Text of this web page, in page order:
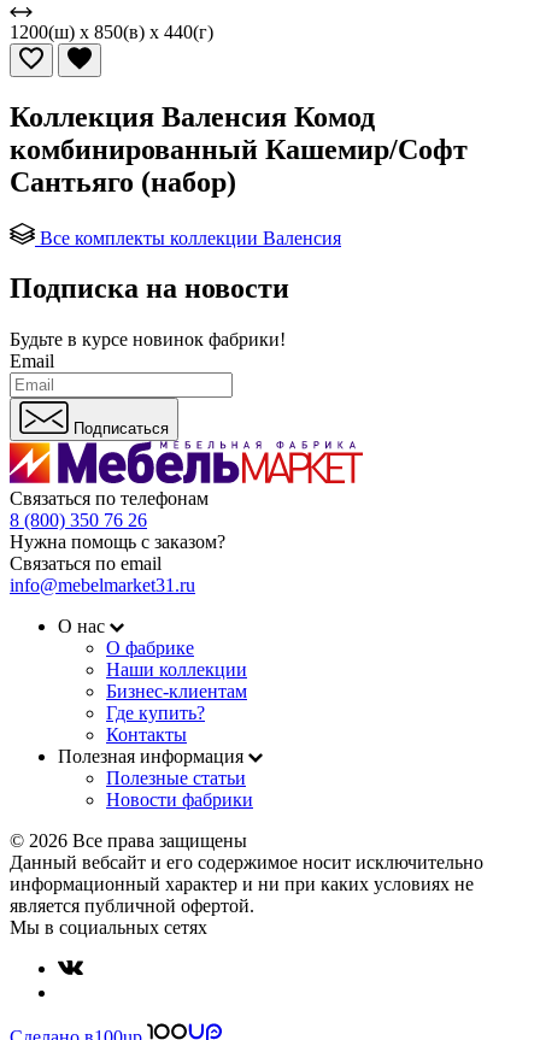
1200(ш) x 850(в) x 440(г)
Коллекция Валенсия Комод
комбинированный Кашемир/Софт
Сантьяго (набор)
Все комплекты коллекции Валенсия
Подписка на новости
Будьте в курсе новинок фабрики!
Email
Подписаться
Связаться по телефонам
8 (800) 350 76 26
Нужна помощь с заказом?
Связаться по email
info@mebelmarket31.ru
О нас
О фабрике
Наши коллекции
Бизнес-клиентам
Где купить?
Контакты
Полезная информация
Полезные статьи
Новости фабрики
© 2026 Все права защищены
Данный вебсайт и его содержимое носит исключительно
информационный характер и ни при каких условиях не
является публичной офертой.
Мы в социальных сетях